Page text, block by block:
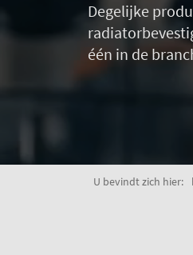
Degelijke
één in de
U bevindt zich hier: